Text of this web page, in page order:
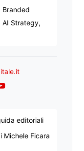
Branded
AI Strategy,
YouTube
editoriali
Michele Ficara